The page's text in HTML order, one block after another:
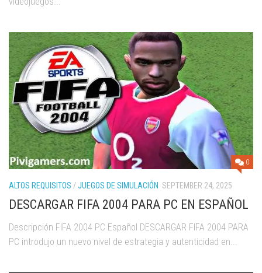
0
ALTOS REQUISITOS /JUEGOS DE SIMULACIÓN SEPTEMBER 24, 2025
DESCARGAR FIFA 2004 PARA PC EN ESPAÑOL
Descripción FIFA 2004 PC Español DESCARGAR FIFA 2004 PARA
PC introdujo un nuevo nivel de estrategia y autenticidad en...